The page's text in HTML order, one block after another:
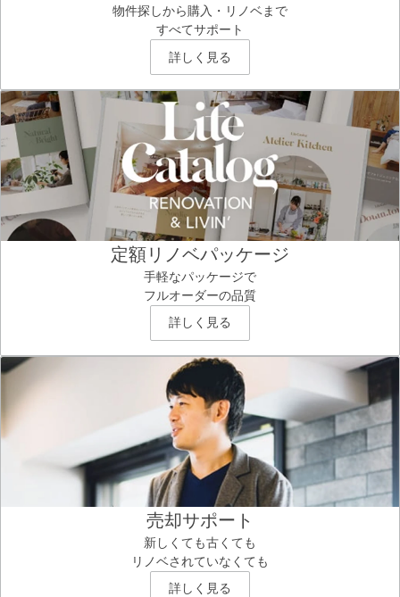
物件探しから購入・リノベまで
すべてサポート
詳しく見る
定額リノベパッケージ
手軽なパッケージで
フルオーダーの品質
詳しく見る
売却サポート
新しくても古くても
リノベされていなくても
詳しく見る